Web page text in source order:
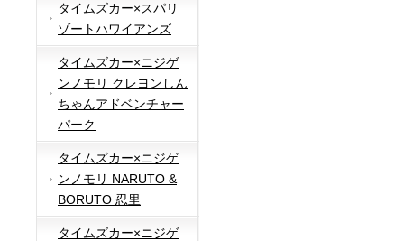
タイムズカー×スパリ
ゾートハワイアンズ
タイムズカー×ニジゲ
ンノモリ クレヨンしん
ちゃんアドベンチャー
パーク
タイムズカー×ニジゲ
ンノモリ NARUTO &
BORUTO 忍里
タイムズカー×ニジゲ